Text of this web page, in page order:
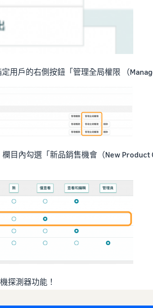
戶的右側按鈕「管理全局權限 （
目內勾選「新品銷售機會（New
探測器功能！